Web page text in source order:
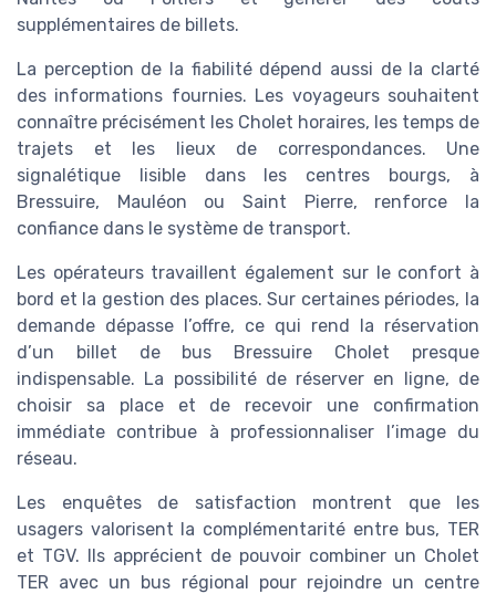
supplémentaires de billets.
La perception de la fiabilité dépend aussi de la clarté
des informations fournies. Les voyageurs souhaitent
connaître précisément les Cholet horaires, les temps de
trajets et les lieux de correspondances. Une
signalétique lisible dans les centres bourgs, à
Bressuire, Mauléon ou Saint Pierre, renforce la
confiance dans le système de transport.
Les opérateurs travaillent également sur le confort à
bord et la gestion des places. Sur certaines périodes, la
demande dépasse l’offre, ce qui rend la réservation
d’un billet de bus Bressuire Cholet presque
indispensable. La possibilité de réserver en ligne, de
choisir sa place et de recevoir une confirmation
immédiate contribue à professionnaliser l’image du
réseau.
Les enquêtes de satisfaction montrent que les
usagers valorisent la complémentarité entre bus, TER
et TGV. Ils apprécient de pouvoir combiner un Cholet
TER avec un bus régional pour rejoindre un centre